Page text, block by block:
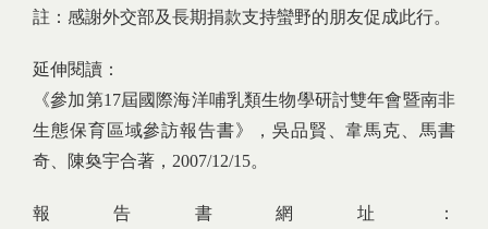
註：感謝外交部及長期捐款支持蠻野的朋友促成此行。
延伸閱讀：
《參加第17屆國際海洋哺乳類生物學研討雙年會暨南非
生態保育區域參訪報告書》，吳品賢、韋馬克、馬書
奇、陳奐宇合著，2007/12/15。
報告書網址：